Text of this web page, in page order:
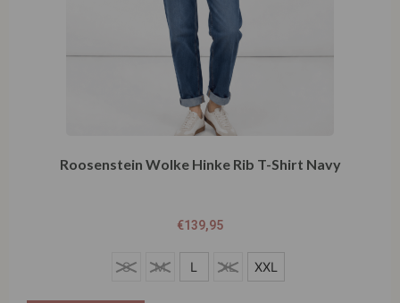
Roosenstein Wolke Hinke Rib T-Shirt Navy
€139,95
M
S M L XL XXL